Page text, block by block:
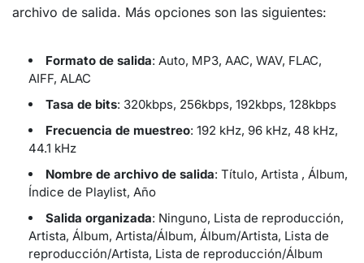
archivo de salida. Más opciones son las siguientes:
Formato de salida: Auto, MP3, AAC, WAV, FLAC,
AIFF, ALAC
Tasa de bits: 320kbps, 256kbps, 192kbps, 128kbps
Frecuencia de muestreo: 192 kHz, 96 kHz, 48 kHz,
44.1 kHz
Nombre de archivo de salida: Título, Artista , Álbum,
Índice de Playlist, Año
Salida organizada: Ninguno, Lista de reproducción,
Artista, Álbum, Artista/Álbum, Álbum/Artista, Lista de
reproducción/Artista, Lista de reproducción/Álbum